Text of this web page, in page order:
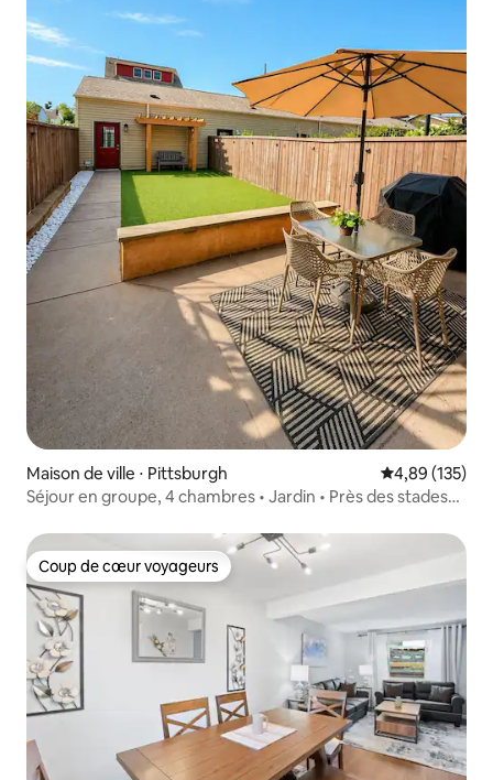
Maison de ville ⋅ Pittsburgh Évaluation
4,89 (135)
Séjour en groupe, 4 chambres • Jardin • Près des stades
Coup de cœur voyageurs
Coup de cœur voyageurs